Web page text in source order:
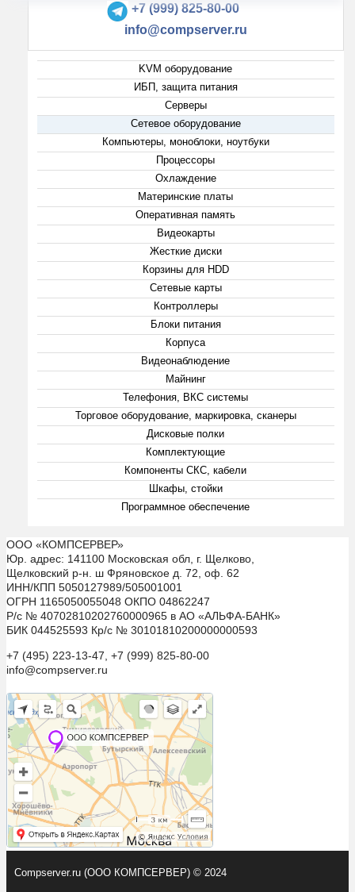
+7 (999) 825-80-00
info@compserver.ru
KVM оборудование
ИБП, защита питания
Серверы
Сетевое оборудование
Компьютеры, моноблоки, ноутбуки
Процессоры
Охлаждение
Материнские платы
Оперативная память
Видеокарты
Жесткие диски
Корзины для HDD
Сетевые карты
Контроллеры
Блоки питания
Корпуса
Видеонаблюдение
Майнинг
Телефония, ВКС системы
Торговое оборудование, маркировка, сканеры
Дисковые полки
Комплектующие
Компоненты СКС, кабели
Шкафы, стойки
Программное обеспечение
ООО «КОМПСЕРВЕР»
Юр. адрес: 141100 Московская обл, г. Щелково,
Щелковский р-н. ш Фряновское д. 72, оф. 62
ИНН/КПП 5050127989/505001001
ОГРН 1165050055048 ОКПО 04862247
Р/с № 40702810202760000965 в АО «АЛЬФА-БАНК»
БИК 044525593 Кр/с № 30101810200000000593
+7 (495) 223-13-47, +7 (999) 825-80-00
info@compserver.ru
Compserver.ru (ООО КОМПСЕРВЕР) © 2024